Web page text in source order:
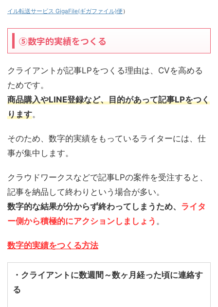
イル転送サービス GigaFile(ギガファイル)便 ）
⑤数字的実績をつくる
クライアントが記事LPをつくる理由は、CVを高める
ためです。
商品購入やLINE登録など、目的があって記事LPをつく
ります。
そのため、数字的実績をもっているライターには、仕
事が集中します。
クラウドワークスなどで記事LPの案件を受注すると、
記事を納品して終わりという場合が多い。
数字的な結果が分からず終わってしまうため、 ライタ
ー側から積極的にアクションしましょう 。
数字的実績をつくる方法
・クライアントに数週間～数ヶ月経った頃に連絡す
る